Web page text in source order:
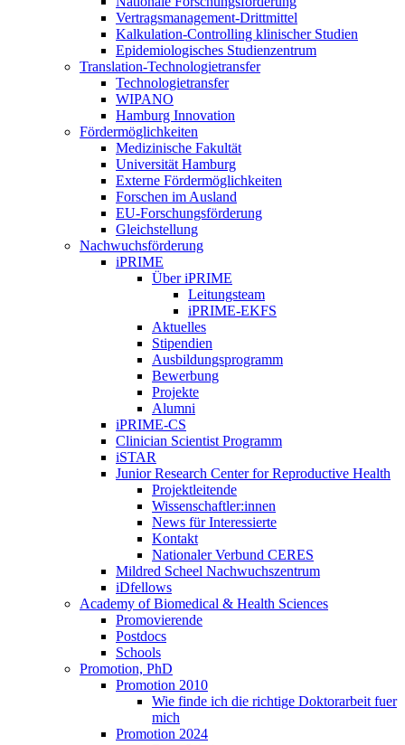
Vertragsmanagement-Drittmittel
Kalkulation-Controlling klinischer Studien
Epidemiologisches Studienzentrum
Translation-Technologietransfer
Technologietransfer
WIPANO
Hamburg Innovation
Fördermöglichkeiten
Medizinische Fakultät
Universität Hamburg
Externe Fördermöglichkeiten
Forschen im Ausland
EU-Forschungsförderung
Gleichstellung
Nachwuchsförderung
iPRIME
Über iPRIME
Leitungsteam
iPRIME-EKFS
Aktuelles
Stipendien
Ausbildungsprogramm
Bewerbung
Projekte
Alumni
iPRIME-CS
Clinician Scientist Programm
iSTAR
Junior Research Center for Reproductive Health
Projektleitende
Wissenschaftler:innen
News für Interessierte
Kontakt
Nationaler Verbund CERES
Mildred Scheel Nachwuchszentrum
iDfellows
Academy of Biomedical & Health Sciences
Promovierende
Postdocs
Schools
Promotion, PhD
Promotion 2010
Wie finde ich die richtige Doktorarbeit fuer
mich
Promotion 2024